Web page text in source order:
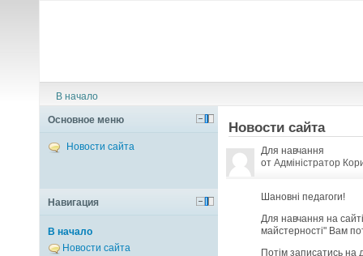
В начало
Новости сайта
Для навчання
от Адміністратор
Шановні педагоги!
Для навчання на
майстерності" Вам
Потім записатись на
Основное меню
Новости сайта
Навигация
В начало
Новости сайта